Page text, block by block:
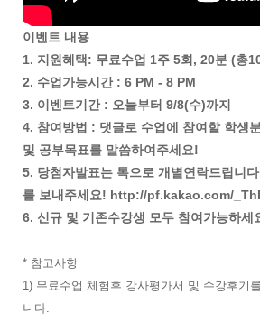
이벤트 내용
1. 지원혜택: 무료수업 1주 5회, 20분 (총
2. 수업가능시간 : 6 PM - 8 PM
3. 이벤트기간 : 오늘부터 9/8(수)까지
4. 참여방법 : 댓글로 수업에 참여할 학생
및 공부목표를 말씀하여주세요!
5. 당첨자발표는 톡으로 개별연락드립니
를 보내주세요! http://pf.kakao.com/
6. 신규 및 기존수강생 모두 참여가능하세
* 참고사항
1) 무료수업 체험후 강사평가서 및 수강후기
니다.